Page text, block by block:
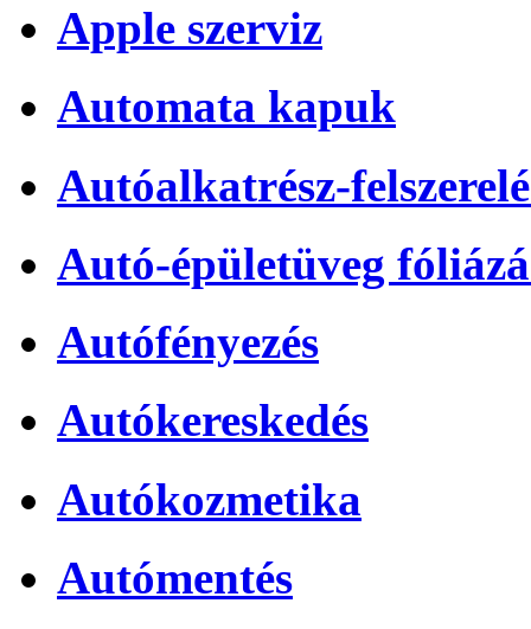
Apple szerviz
Automata kapuk
Autóalkatrész-
Autó-épületüveg
Autófényezés
Autókereskedés
Autókozmetika
Autómentés